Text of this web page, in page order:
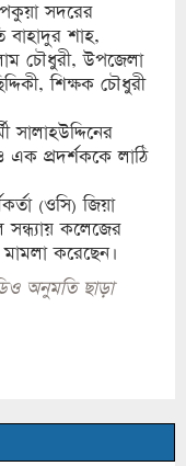
সদরের
বাহাদুর শাহ,
চৌধুরী, উপজেলা
শিক্ষক চৌধুরী
সালাহউদ্দিনের
এক প্রদর্শককে লাঠি
(ওসি) জিয়া
কলেজের
মামলা করেছেন।
অনুমতি ছাড়া